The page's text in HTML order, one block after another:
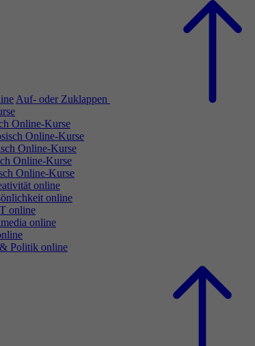
Auf- oder Zuklappen
Online-Kurse
Online-Kurse
Online-Kurse
Online-Kurse
Online-Kurse
online
online
online
online
Politik online